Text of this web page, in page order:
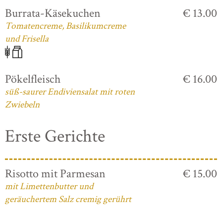
Burrata-Käsekuchen
Tomatencreme, Basilikumcreme
und Frisella
€ 13.00
Pökelfleisch
süß-saurer Endiviensalat mit roten
Zwiebeln
€ 16.00
Erste Gerichte
Risotto mit Parmesan
mit Limettenbutter und
geräuchertem Salz cremig gerührt
€ 15.00